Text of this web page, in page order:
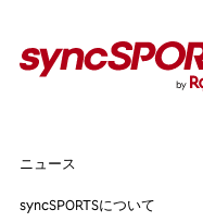
#バスケットボール
#トッ
#アスリートのセカンドキャ
ニュース
syncSPORTSについて